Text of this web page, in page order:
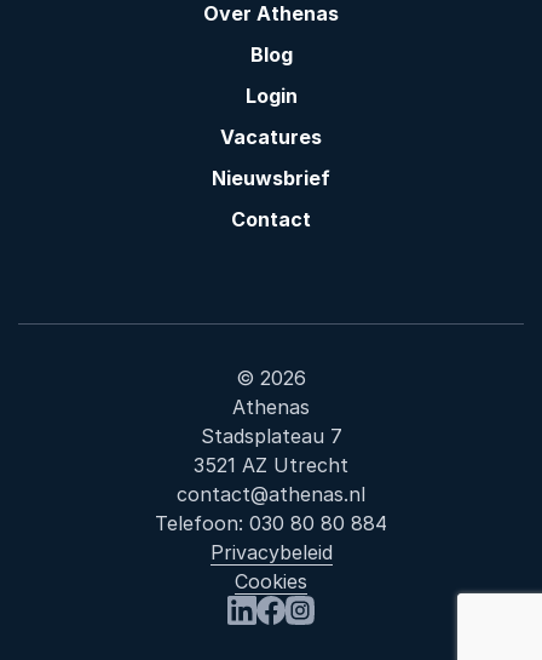
Over Athenas
Blog
Login
Vacatures
Nieuwsbrief
Contact
© 2026
Athenas
Stadsplateau 7
3521 AZ Utrecht
contact@athenas.nl
Telefoon: 030 80 80 884
Privacybeleid
Cookies